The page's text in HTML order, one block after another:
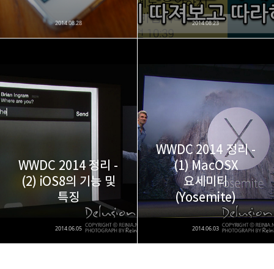
2014.08.28 2014.08.23
WWDC 2014 정리 -
(2) iOS8의 기능 및
특징
2014.06.05
WWDC 2014 정리 -
(1) MacOSX
요세미티
(Yosemite)
2014.06.03